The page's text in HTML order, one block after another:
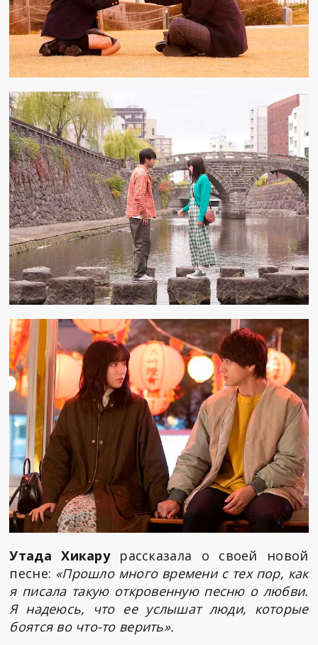
Утада Хикарурассказала о своей новой
песне: «Прошло много времени с тех пор, как
я писала такую откровенную песню о любви.
Я надеюсь, что ее услышат люди, которые
боятся во что-то верить».